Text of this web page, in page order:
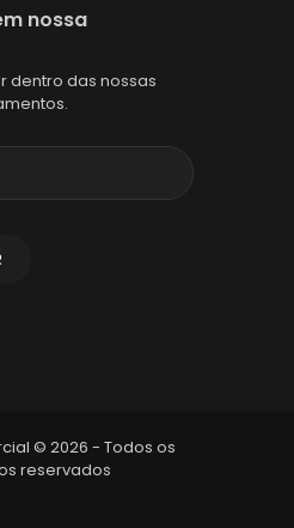
nossa
dentro das nossas
© 2026 - Todos os
reservados